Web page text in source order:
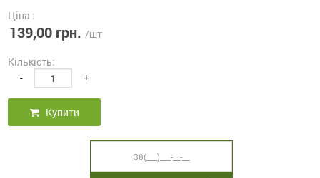
Ціна :
139,00 грн. /шт
Кількість:
- +
Купити